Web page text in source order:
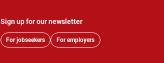
Sign up for our newsletter
For jobseekers For employers